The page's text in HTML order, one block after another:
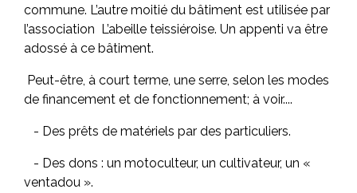
commune. L’autre moitié du bâtiment est utilisée par
l’association L’abeille teissiéroise. Un appenti va être
adossé à ce bâtiment.
Peut-être, à court terme, une serre, selon les modes
de financement et de fonctionnement; à voir....
- Des prêts de matériels par des particuliers.
- Des dons : un motoculteur, un cultivateur, un «
ventadou ».